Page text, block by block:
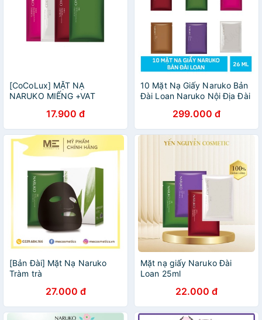
[CoCoLux] MẶT NẠ
NARUKO MIẾNG +VAT
17.900 đ
10 Mặt Nạ Giấy Naruko Bản
Đài Loan Naruko Nội Địa Đài
299.000 đ
[Bản Đài] Mặt Nạ Naruko
Tràm trà
27.000 đ
Mặt nạ giấy Naruko Đài
Loan 25ml
22.000 đ